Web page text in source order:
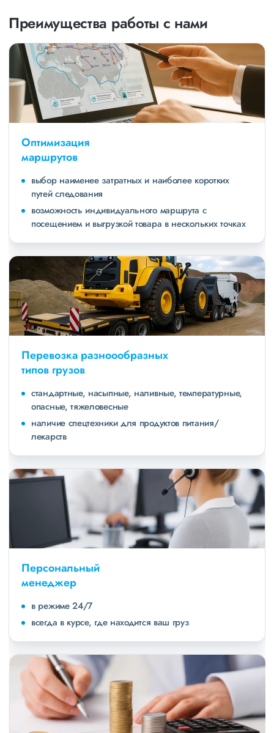
Преимущества работы с нами
Оптимизация
маршрутов
выбор наименее затратных и наиболее коротких
путей следования
возможность индивидуального маршрута с
посещением и выгрузкой товара в нескольких точках
Перевозка разноообразных
типов грузов
стандартные, насыпные, наливные, температурные,
опасные, тяжеловесные
наличие спецтехники для продуктов питания/
лекарств
Персональный
менеджер
в режиме 24/7
всегда в курсе, где находится ваш груз